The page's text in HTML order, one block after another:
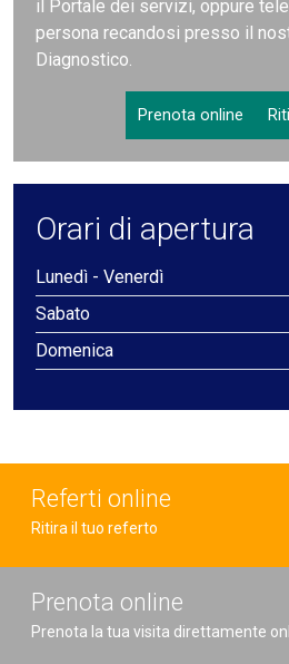
il Portale dei servizi, oppure
persona recandosi presso il
Diagnostico.
Prenota online
Orari di apertura
Lunedì - Venerdì
Sabato
Domenica
Referti online
Ritira il tuo referto
Prenota online
Prenota la tua visita direttamente